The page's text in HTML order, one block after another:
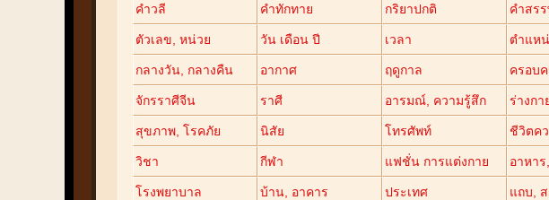
คำวลี คำทักทาย กริยาปกติ คำสร
ตัวเลข, หน่วย วัน เดือน ปี เวลา ตำแห
กลางวัน, กลางคืน อากาศ ฤดูกาล ครอบ
จักรราศีจีน ราศี อารมณ์, ความรู้สึก ร่างกา
สุขภาพ, โรคภัย นิสัย โทรศัพท์ ชีวิตค
วิชา กีฬา แฟชั่น การแต่งกาย อาหาร
โรงพยาบาล บ้าน, อาคาร ประเทศ แถบ,